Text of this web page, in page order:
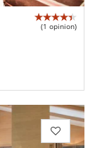
(1 opinion)